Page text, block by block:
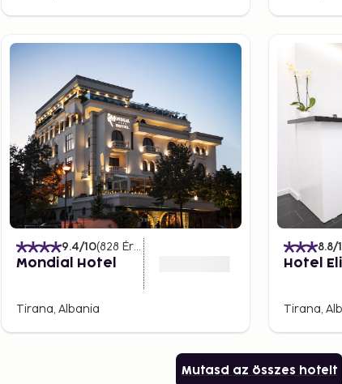
9.4/10(828 Értékelések
Mondial Hotel
Tirana, Albania
8.8/
Hotel
Tirana,
Mutasd az összes hotelt